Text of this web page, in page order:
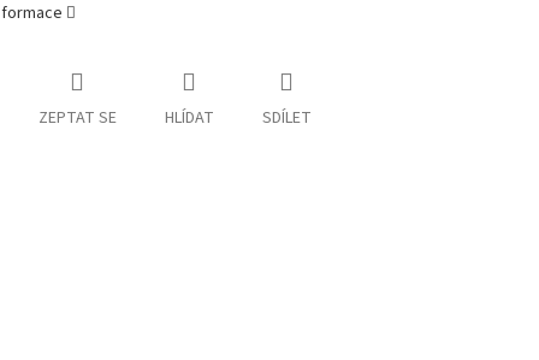
ZEPTAT SE HLÍDAT SDÍLET